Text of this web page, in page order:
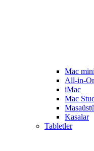
Mac mini
All-in-
iMac
Mac
Kasalar
Tabletler